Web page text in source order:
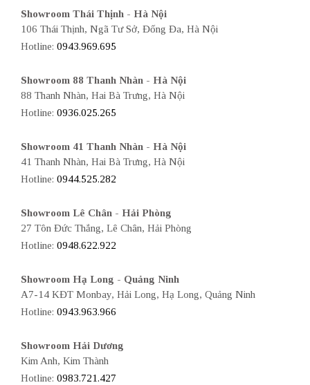
Showroom Thái Thịnh - Hà Nội
106 Thái Thịnh, Ngã Tư Sở, Đống Đa, Hà Nội
Hotline: 0943.969.695
Showroom 88 Thanh Nhàn - Hà Nội
88 Thanh Nhàn, Hai Bà Trưng, Hà Nội
Hotline: 0936.025.265
Showroom 41 Thanh Nhàn - Hà Nội
41 Thanh Nhàn, Hai Bà Trưng, Hà Nội
Hotline: 0944.525.282
Showroom Lê Chân - Hải Phòng
27 Tôn Đức Thắng, Lê Chân, Hải Phòng
Hotline: 0948.622.922
Showroom Hạ Long - Quảng Ninh
A7-14 KĐT Monbay, Hải Long, Hạ Long, Quảng Ninh
Hotline: 0943.963.966
Showroom Hải Dương
Kim Anh, Kim Thành
Hotline: 0983.721.427